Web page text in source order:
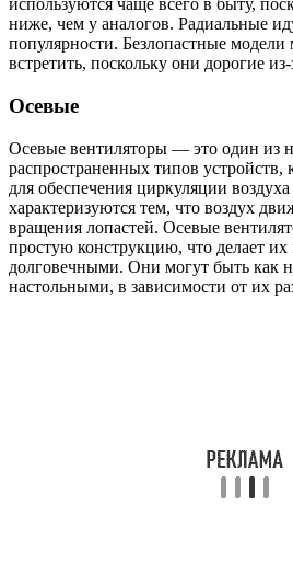
используются чаще всего в быту,
ниже, чем у аналогов. Радиальные
популярности. Безлопастные
встретить, поскольку они дорогие
Осевые
Осевые вентиляторы — это один из
распространенных типов устройств,
для обеспечения циркуляции
характеризуются тем, что воздух
вращения лопастей. Осевые
простую конструкцию, что делает
долговечными. Они могут быть как
настольными, в зависимости от их